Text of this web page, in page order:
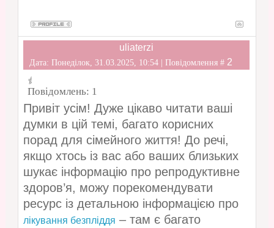
uliaterzi
Дата: Понеділок, 31.03.2025, 10:54 | Повідомлення # 2
Повідомлень: 1
Привіт усім! Дуже цікаво читати ваші
думки в цій темі, багато корисних
порад для сімейного життя! До речі,
якщо хтось із вас або ваших близьких
шукає інформацію про репродуктивне
здоров’я, можу порекомендувати
ресурс із детальною інформацією про
лікування безпліддя – там є багато